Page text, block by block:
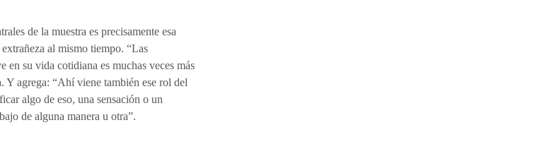
de la muestra es precisamente esa
al mismo tiempo. “Las
en su vida cotidiana es muchas veces más
Y agrega: “Ahí viene también ese rol del
algo de eso, una sensación o un
de alguna manera u otra”.